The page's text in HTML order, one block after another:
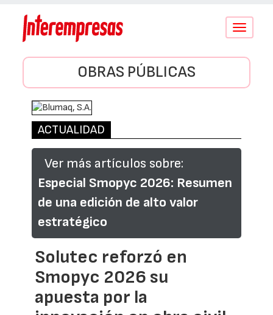
Conmutar
OBRAS PÚBLICAS
ACTUALIDAD
Ver más artículos sobre:
Especial Smopyc 2026: Resumen
de una edición de alto valor
estratégico
Solutec reforzó en
Smopyc 2026 su
apuesta por la